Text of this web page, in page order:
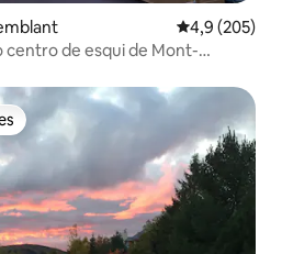
4,9 de uma
4,9 (205)
centro de esqui de Mont-
dos hóspedes